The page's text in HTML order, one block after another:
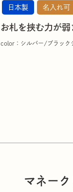
日本製 名入れ可
お札を挟む力が
color：シルバー/ブラック
マネー